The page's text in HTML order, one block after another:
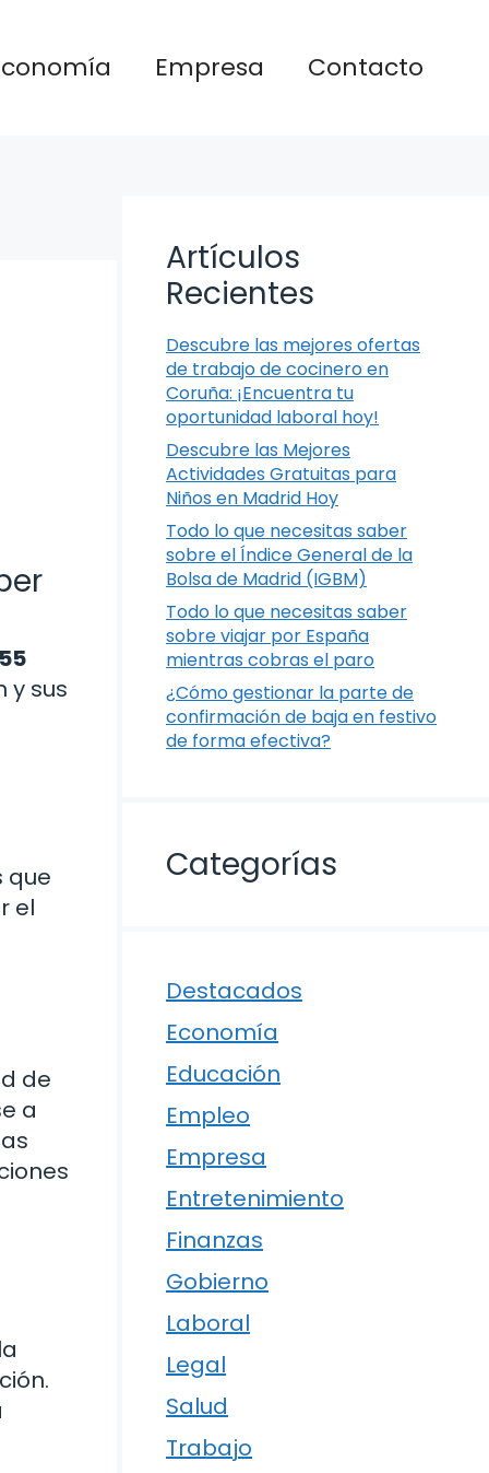
Empresa Contacto
y sus
que
el
de
a
Artículos
Recientes
Descubre las mejores ofertas
de trabajo de cocinero en
Coruña: ¡Encuentra tu
oportunidad laboral hoy!
Descubre las Mejores
Actividades Gratuitas para
Niños en Madrid Hoy
Todo lo que necesitas saber
sobre el Índice General de la
Bolsa de Madrid (IGBM)
Todo lo que necesitas saber
sobre viajar por España
mientras cobras el paro
¿Cómo gestionar la parte de
confirmación de baja en festivo
de forma efectiva?
Categorías
Destacados
Economía
Educación
Empleo
Empresa
Entretenimiento
Finanzas
Gobierno
Laboral
Legal
Salud
Trabajo